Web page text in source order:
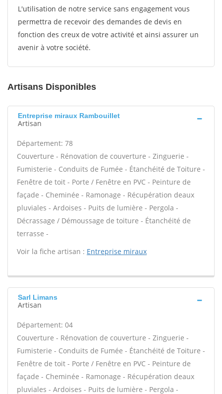
L'utilisation de notre service sans engagement vous
permettra de recevoir des demandes de devis en
fonction des creux de votre activité et ainsi assurer un
avenir à votre société.
Artisans Disponibles
Entreprise miraux Rambouillet
Artisan
Département: 78
Couverture - Rénovation de couverture - Zinguerie -
Fumisterie - Conduits de Fumée - Étanchéité de Toiture -
Fenêtre de toit - Porte / Fenêtre en PVC - Peinture de
façade - Cheminée - Ramonage - Récupération deaux
pluviales - Ardoises - Puits de lumière - Pergola -
Décrassage / Démoussage de toiture - Étanchéité de
terrasse -
Voir la fiche artisan : Entreprise miraux
Sarl Limans
Artisan
Département: 04
Couverture - Rénovation de couverture - Zinguerie -
Fumisterie - Conduits de Fumée - Étanchéité de Toiture -
Fenêtre de toit - Porte / Fenêtre en PVC - Peinture de
façade - Cheminée - Ramonage - Récupération deaux
pluviales - Ardoises - Puits de lumière - Pergola -